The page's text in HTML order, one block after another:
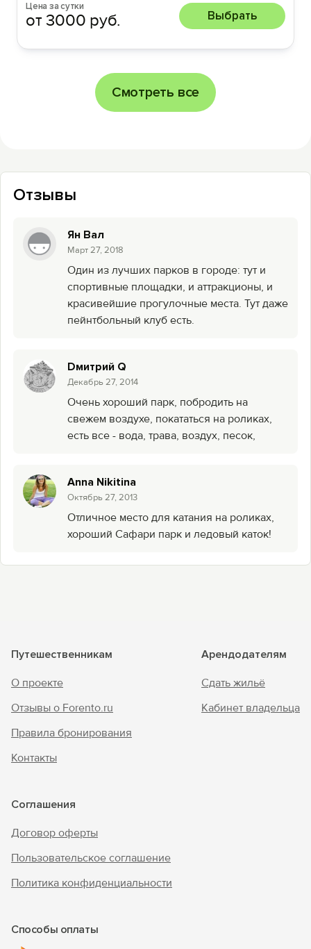
Цена за сутки
от 3000 руб. Выбрать
Смотреть все
Отзывы
Ян Вал
Mарт 27, 2018
Один из лучших парков в городе: тут и
спортивные площадки, и аттракционы, и
красивейшие прогулочные места. Тут даже
пейнтбольный клуб есть.
Dмитрий Q
Декабрь 27, 2014
Очень хороший парк, побродить на
свежем воздухе, покататься на роликах,
есть все - вода, трава, воздух, песок,
Anna Nikitina
Октябрь 27, 2013
Отличное место для катания на роликах,
хороший Сафари парк и ледовый каток!
Путешественникам
О проекте
Отзывы о Forento.ru
Правила бронирования
Контакты
Арендодателям
Сдать жильё
Кабинет владельца
Соглашения
Договор оферты
Пользовательское соглашение
Политика конфиденциальности
Способы оплаты